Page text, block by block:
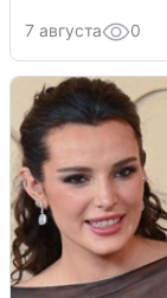
7 августа 0